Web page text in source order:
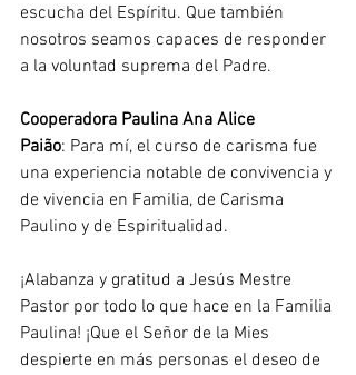
escucha del Espíritu. Que también
nosotros seamos capaces de responder
a la voluntad suprema del Padre.
Cooperadora Paulina Ana Alice
Paião: Para mí, el curso de carisma fue
una experiencia notable de convivencia y
de vivencia en Familia, de Carisma
Paulino y de Espiritualidad.
¡Alabanza y gratitud a Jesús Mestre
Pastor por todo lo que hace en la Familia
Paulina! ¡Que el Señor de la Mies
despierte en más personas el deseo de